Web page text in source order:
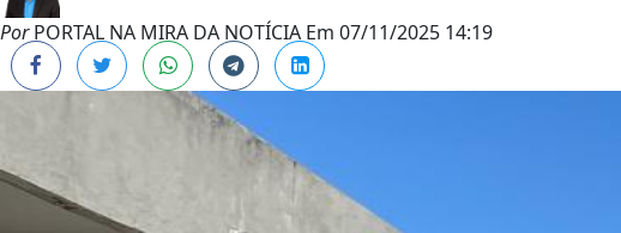
PorPORTAL NA MIRA DA NOTÍCIA Em 07/11/2025 14:19